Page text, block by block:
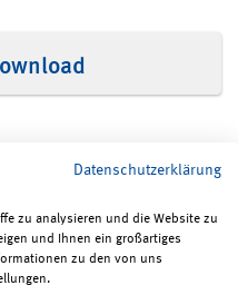
drucken
Datenschutzerklärung
zu analysieren und die Website zu
und Ihnen ein großartiges
zu den von uns